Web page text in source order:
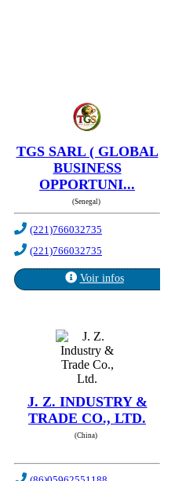
TGS SARL ( GLOBAL
BUSINESS
OPPORTUNI...
(Senegal)
(221)766032735
(221)766032735
Voir infos
J. Z. INDUSTRY &
TRADE CO., LTD.
(China)